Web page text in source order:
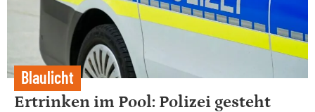
Blaulicht
Ertrinken im Pool: Polizei gesteht